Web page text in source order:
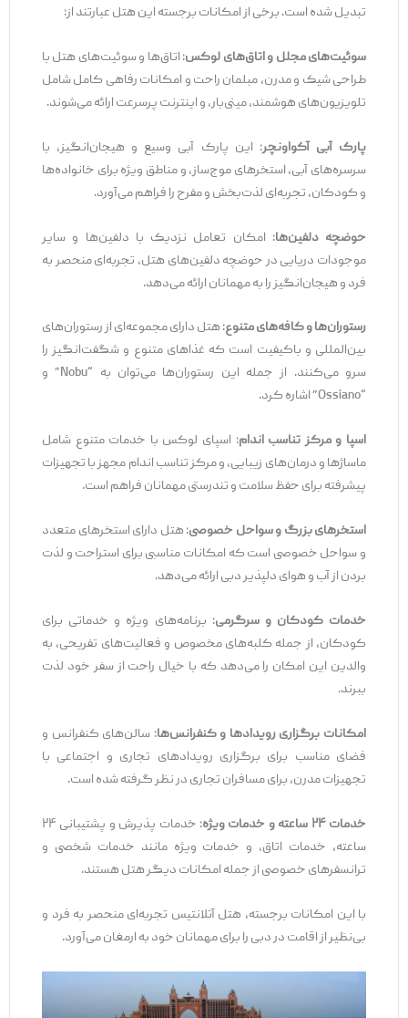
تبدیل شده است. برخی از امکانات برجسته این هتل عبارتند از:
سوئیت‌های مجلل و اتاق‌های لوکس: اتاق‌ها و سوئیت‌های هتل با
طراحی شیک و مدرن، مبلمان راحت و امکانات رفاهی کامل شامل
تلویزیون‌های هوشمند، مینی‌بار، و اینترنت پرسرعت ارائه می‌شوند.
پارک آبی آکواونچر: این پارک آبی وسیع و هیجان‌انگیز، با
سرسره‌های آبی، استخرهای موج‌ساز، و مناطق ویژه برای خانواده‌ها
و کودکان، تجربه‌ای لذت‌بخش و مفرح را فراهم می‌آورد.
حوضچه دلفین‌ها: امکان تعامل نزدیک با دلفین‌ها و سایر
موجودات دریایی در حوضچه دلفین‌های هتل، تجربه‌ای منحصر به
فرد و هیجان‌انگیز را به مهمانان ارائه می‌دهد.
رستوران‌ها و کافه‌های متنوع: هتل دارای مجموعه‌ای از رستوران‌های
بین‌المللی و باکیفیت است که غذاهای متنوع و شگفت‌انگیز را
سرو می‌کنند. از جمله این رستوران‌ها می‌توان به “Nobu” و
اسپا و مرکز تناسب اندام: اسپای لوکس با خدمات متنوع شامل
ماساژها و درمان‌های زیبایی، و مرکز تناسب اندام مجهز با تجهیزات
پیشرفته برای حفظ سلامت و تندرستی مهمانان فراهم است.
استخرهای بزرگ و سواحل خصوصی: هتل دارای استخرهای متعدد
و سواحل خصوصی است که امکانات مناسبی برای استراحت و لذت
بردن از آب و هوای دلپذیر دبی ارائه می‌دهد.
خدمات کودکان و سرگرمی: برنامه‌های ویژه و خدماتی برای
کودکان، از جمله کلبه‌های مخصوص و فعالیت‌های تفریحی، به
والدین این امکان را می‌دهد که با خیال راحت از سفر خود لذت
ببرند.
امکانات برگزاری رویدادها و کنفرانس‌ها: سالن‌های کنفرانس و
فضای مناسب برای برگزاری رویدادهای تجاری و اجتماعی با
تجهیزات مدرن، برای مسافران تجاری در نظر گرفته شده است.
خدمات ۲۴ ساعته و خدمات ویژه
: خدمات پذیرش و پشتیبانی ۲۴
ساعته، خدمات اتاق، و خدمات ویژه مانند خدمات شخصی و
ترانسفرهای خصوصی از جمله امکانات دیگر هتل هستند.
با این امکانات برجسته، هتل آتلانتیس تجربه‌ای منحصر به فرد و
بی‌نظیر از اقامت در دبی را برای مهمانان خود به ارمغان می‌آورد.